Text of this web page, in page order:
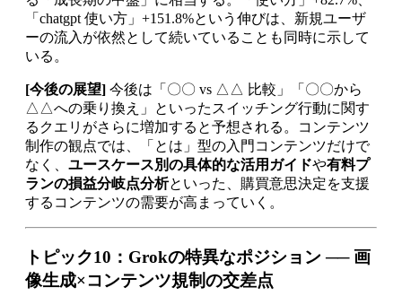
「chatgpt 使い方」+151.8%という伸びは、新規ユーザ
ーの流入が依然として続いていることも同時に示して
いる。
[今後の展望] 今後は「〇〇 vs △△ 比較」「〇〇から
△△への乗り換え」といったスイッチング行動に関す
るクエリがさらに増加すると予想される。コンテンツ
制作の観点では、「とは」型の入門コンテンツだけで
なく、 ユースケース別の具体的な活用ガイドや有料プ
ランの損益分岐点分析といった、購買意思決定を支援
するコンテンツの需要が高まっていく。
トピック10：Grokの特異なポジション ── 画
像生成×コンテンツ規制の交差点